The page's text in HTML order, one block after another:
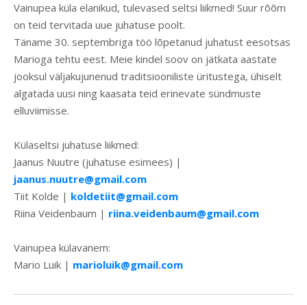
Vainupea küla elanikud, tulevased seltsi liikmed! Suur rõõm
on teid tervitada uue juhatuse poolt.
Täname 30. septembriga töö lõpetanud juhatust eesotsas
Marioga tehtu eest. Meie kindel soov on jätkata aastate
jooksul väljakujunenud traditsiooniliste üritustega, ühiselt
algatada uusi ning kaasata teid erinevate sündmuste
elluviimisse.
Külaseltsi juhatuse liikmed:
Jaanus Nuutre (juhatuse esimees) |
jaanus.nuutre@gmail.com
Tiit Kolde | koldetiit@gmail.com
Riina Veidenbaum | riina.veidenbaum@gmail.com
Vainupea külavanem:
Mario Luik | marioluik@gmail.com